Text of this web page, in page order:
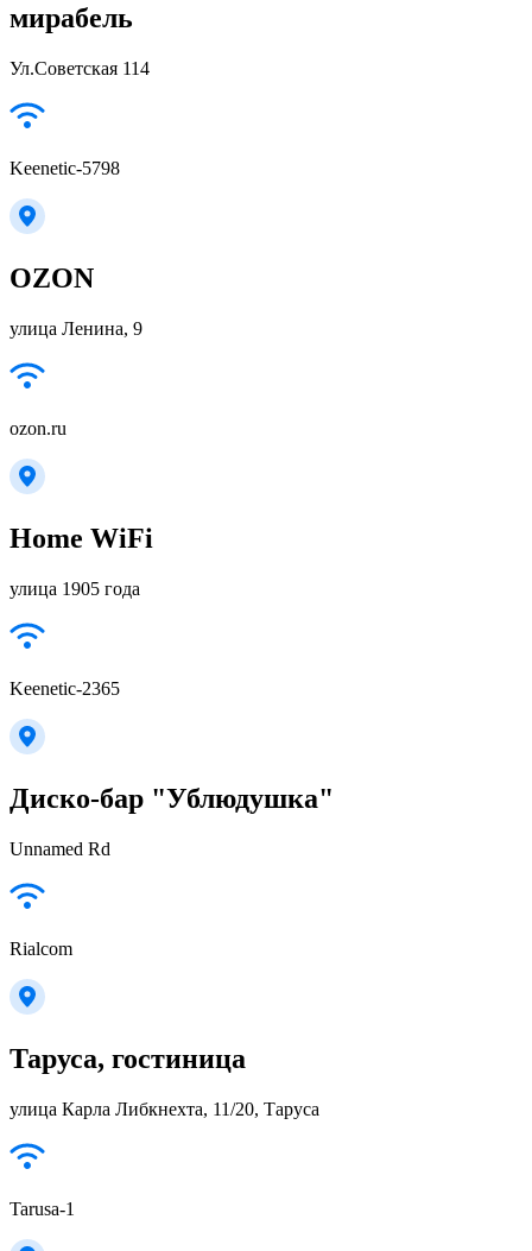
мирабель
Ул.Советская 114
Keenetic-5798
OZON
улица Ленина, 9
ozon.ru
Home WiFi
улица 1905 года
Keenetic-2365
Диско-бар "Ублюдушка"
Unnamed Rd
Rialcom
Таруса, гостиница
улица Карла Либкнехта, 11/20, Таруса
Tarusa-1